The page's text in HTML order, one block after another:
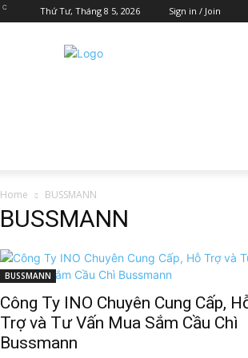
C Thứ Tư, Tháng 8 5, 2026 Sign in / Join
Home BUSSMANN
BUSSMANN
BUSSMANN
Công Ty INO Chuyên Cung Cấp,
Trợ và Tư Vấn Mua Sắm Cầu Chì
Bussmann